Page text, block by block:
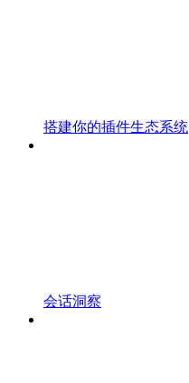
搭建你的插件生态系统
会话洞察